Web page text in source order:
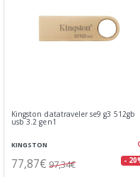
Kingston datatraveler se9 g3 512gb
usb 3.2 gen1
KINGSTON
77,87€ 97,34€ -